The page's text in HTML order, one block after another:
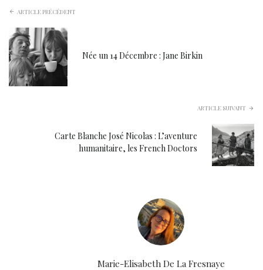
ARTICLE PRÉCÉDENT
Née un 14 Décembre : Jane Birkin
ARTICLE SUIVANT
Carte Blanche José Nicolas : L’aventure
humanitaire, les French Doctors
Marie-Elisabeth De La Fresnaye